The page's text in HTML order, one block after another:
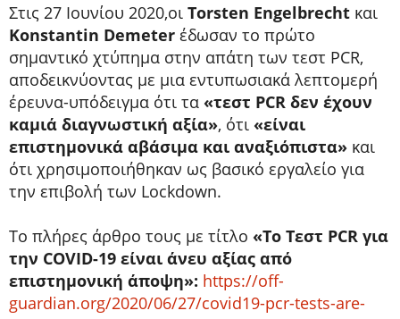
Στις 27 Ιουνίου 2020,οι Τorsten Engelbrecht και
Konstantin Demeter έδωσαν το πρώτο
σημαντικό χτύπημα στην απάτη των τεστ PCR,
αποδεικνύοντας με μια εντυπωσιακά λεπτομερή
έρευνα-υπόδειγμα ότι τα «τεστ PCR δεν έχουν
καμιά διαγνωστική αξία», ότι «είναι
επιστημονικά αβάσιμα και αναξιόπιστα» και
ότι χρησιμοποιήθηκαν ως βασικό εργαλείο για
την επιβολή των Lockdown.
Το πλήρες άρθρο τους με τίτλο «Το Τεστ PCR για
την COVID-19 είναι άνευ αξίας από
επιστημονική άποψη»: https://off-
guardian.org/2020/06/27/covid19-pcr-tests-are-